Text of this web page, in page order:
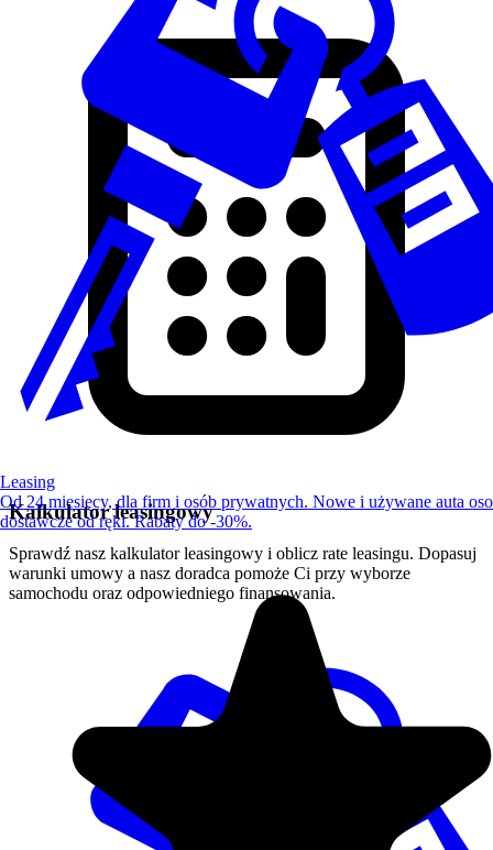
Kalkulator leasingowy
Sprawdź nasz kalkulator leasingowy i oblicz rate leasingu. Dopasuj
warunki umowy a nasz doradca pomoże Ci przy wyborze
samochodu oraz odpowiedniego finansowania.
Leasing
Od 24 miesięcy, dla firm i osób prywatnych. Nowe i używane auta
dostawcze od ręki. Rabaty do -30%.